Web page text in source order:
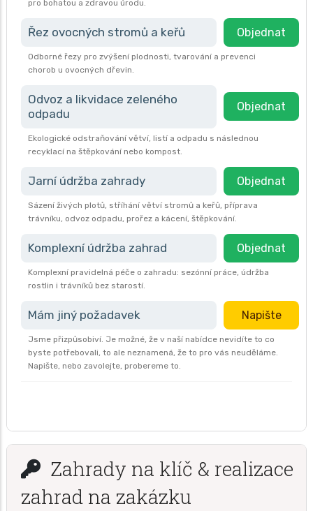
pro bohatou a zdravou úrodu.
Řez ovocných stromů a keřů Objednat
Odborné řezy pro zvýšení plodnosti, tvarování a prevenci
chorob u ovocných dřevin.
Odvoz a likvidace zeleného
odpadu
Objednat
Ekologické odstraňování větví, listí a odpadu s následnou
recyklací na štěpkování nebo kompost.
Jarní údržba zahrady Objednat
Sázení živých plotů, stříhání větví stromů a keřů, příprava
trávníku, odvoz odpadu, prořez a kácení, štěpkování.
Komplexní údržba zahrad Objednat
Komplexní pravidelná péče o zahradu: sezónní práce, údržba
rostlin i trávníků bez starostí.
Mám jiný požadavek Napište
Jsme přizpůsobiví. Je možné, že v naší nabídce nevidíte to co
byste potřebovali, to ale neznamená, že to pro vás neuděláme.
Napište, nebo zavolejte, probereme to.
Zahrady na klíč & realizace
zahrad na zakázku